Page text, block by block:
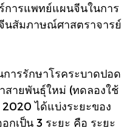
การแพทย์แผนจีนในการ
นสัมภาษณ์ศาสตราจารย์
ารรักษาโรคระบาดปอด
สายพันธุ์ใหม่ (ทดลองใช้
ได้แบ่งระยะของ
เป็น 3 ระยะ คือ ระยะ